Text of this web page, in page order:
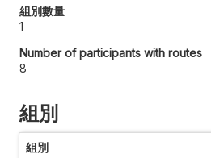
組別數量
1
Number of participants with routes
8
組別
組別